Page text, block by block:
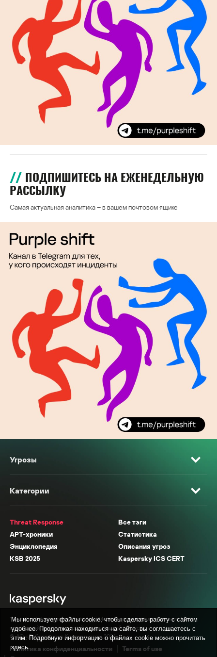
ПОДПИШИТЕСЬ НА ЕЖЕНЕДЕЛЬНУЮ
РАССЫЛКУ
Самая актуальная аналитика – в вашем почтовом ящике
Угрозы
Категории
Threat Response
Все тэги
APT-хроники
Статистика
Энциклопедия
Описания угроз
KSB 2025
Kaspersky ICS CERT
* Facebook, Instagram, WhatsApp, Meta AI принадлежат компании Meta,
признанной экстремистской организацией в России.
© АО «Лаборатория Касперского», 2026.
Политика конфиденциальности
Terms of use
Мы используем файлы cookie, чтобы сделать работу с сайтом
удобнее. Продолжая находиться на сайте, вы соглашаетесь с
этим. Подробную информацию о файлах cookie можно прочитать
здесь.